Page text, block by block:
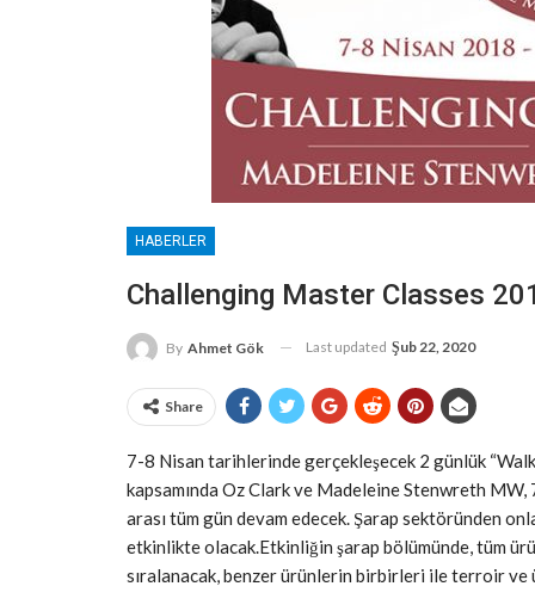
HABERLER
Challenging Master Classes
By Ahmet Gök Last updated Şub 22, 2020
Share
7-8 Nisan tarihlerinde gerçekleşecek 2 günlük
kapsamında Oz Clark ve Madeleine Stenwreth
arası tüm gün devam edecek. Şarap sektöründen
etkinlikte olacak.Etkinliğin şarap bölümünde, tüm
sıralanacak, benzer ürünlerin birbirleri ile terroir ve